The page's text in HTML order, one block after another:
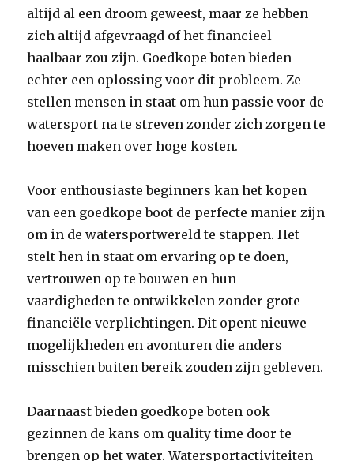
altijd al een droom geweest, maar ze hebben
zich altijd afgevraagd of het financieel
haalbaar zou zijn. Goedkope boten bieden
echter een oplossing voor dit probleem. Ze
stellen mensen in staat om hun passie voor de
watersport na te streven zonder zich zorgen te
hoeven maken over hoge kosten.
Voor enthousiaste beginners kan het kopen
van een goedkope boot de perfecte manier zijn
om in de watersportwereld te stappen. Het
stelt hen in staat om ervaring op te doen,
vertrouwen op te bouwen en hun
vaardigheden te ontwikkelen zonder grote
financiële verplichtingen. Dit opent nieuwe
mogelijkheden en avonturen die anders
misschien buiten bereik zouden zijn gebleven.
Daarnaast bieden goedkope boten ook
gezinnen de kans om quality time door te
brengen op het water. Watersportactiviteiten